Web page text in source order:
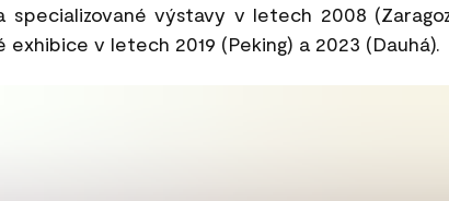
výstavy v letech 2008
v letech 2019 (Peking) a 2023 (Dauhá).